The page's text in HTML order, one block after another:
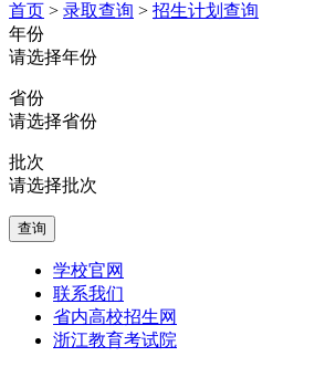
首页 > 录取查询 > 招生计划查询
年份
请选择年份
省份
请选择省份
批次
请选择批次
查询
学校官网
联系我们
省内高校招生网
浙江教育考试院